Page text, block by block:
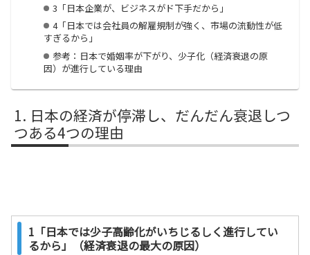
3「日本企業が、ビジネスがド下手だから」
4「日本では会社員の解雇規制が強く、市場の流動性が低
すぎるから」
参考：日本で婚姻率が下がり、少子化（経済衰退の原
因）が進行している理由
日本の経済が停滞し、だんだん衰退しつ
つある4つの理由
1「日本では少子高齢化がいちじるしく進行してい
るから」（経済衰退の最大の原因）